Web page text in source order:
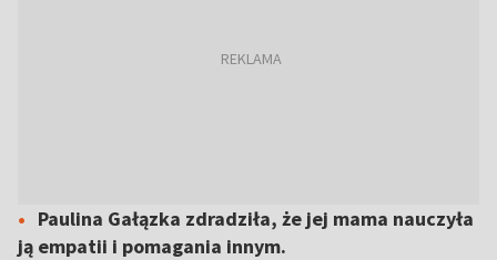
Paulina Gałązka zdradziła, że jej mama nauczyła
ją empatii i pomagania innym.